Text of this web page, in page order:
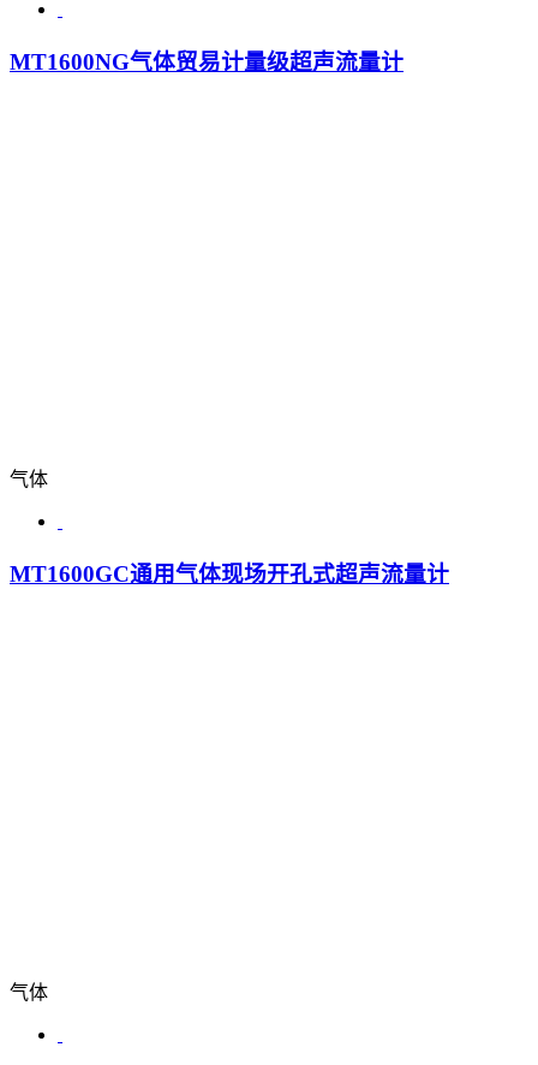
MT1600NG气体贸易计量级超声流量计
气体
MT1600GC通用气体现场开孔式超声流量计
气体